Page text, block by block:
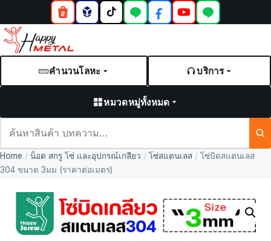
คำนวนโลหะ บริการ
หมวดหมู่ทั้งหมด
และ
บทความ
Home / น็อต สกรู โซ่ และอุปกรณ์เกลียว / โซ่สแตนเลส / โซ่บิดสแตนเลส
304 ขนาด 3มม (ราคาต่อเมตร)